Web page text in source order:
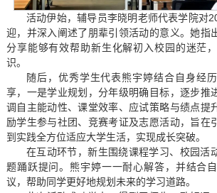
活动伊始，辅导员李晓明老师代表学院对
迎，并深入阐述了朋辈引领活动的意义。她指
分享能够有效帮助新生化解初入校园的迷茫
识。
随后，优秀学生代表熊宇婷结合自身经
享，一是学业规划，分年级明确目标，逐步推
调自主能动性、课堂效率、应试策略与绩点提
励学生参与社团、竞赛考证及志愿活动，旨在
到实践全方位适应大学生活，实现成长突破。
在互动环节，新生围绕课程学习、校园活
题踊跃提问。熊宇婷一一耐心解答，并结合
议，帮助同学更好地规划未来的学习道路。